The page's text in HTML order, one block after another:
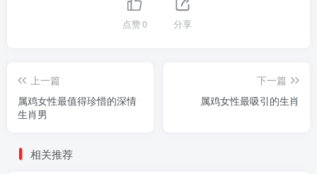
点赞0 分享
上一篇
属鸡女性最值得珍惜的深情
生肖男
下一篇
属鸡女性最吸引的生肖
相关推荐